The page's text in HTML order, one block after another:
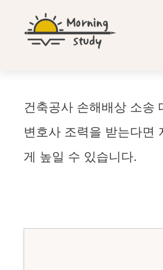
건축공사 손해배상 소송
변호사 조력을 받는다면
게 높일 수 있습니다.